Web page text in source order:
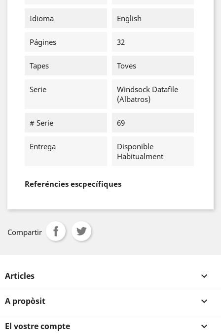
Idioma English
Págines 32
Tapes Toves
Serie
Windsock Datafile
(Albatros)
# Serie 69
Entrega
Disponible
Habitualment
Referéncies escpecífiques
Compartir
Articles 
A propòsit 
El vostre compte 